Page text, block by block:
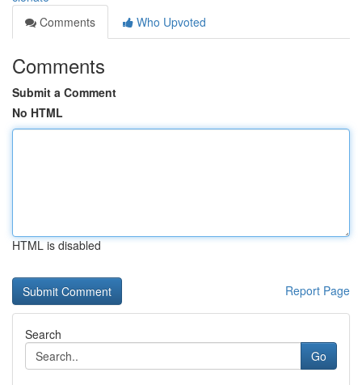
Comments
Who Upvoted
Comments
Submit a Comment
No HTML
HTML is disabled
Report Page
Search
Go